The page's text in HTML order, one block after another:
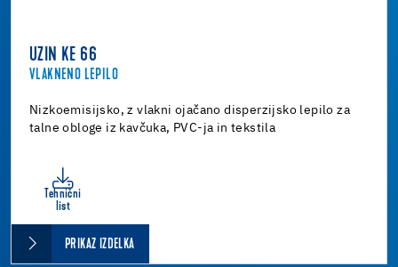
UZIN KE 66
VLAKNENO LEPILO
Nizkoemisijsko, z vlakni ojačano disperzijsko lepilo za
talne obloge iz kavčuka, PVC-ja in tekstila
Tehnični
list
PRIKAZ IZDELKA